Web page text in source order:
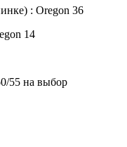
: Oregon 36
14
55 на выбор